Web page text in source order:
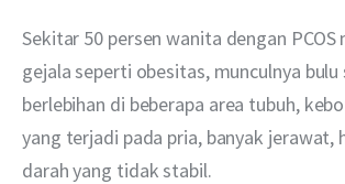
Sekitar 50 persen wanita dengan PCOS
gejala seperti obesitas, munculnya bulu
berlebihan di beberapa area tubuh,
yang terjadi pada pria, banyak jerawat,
darah yang tidak stabil.